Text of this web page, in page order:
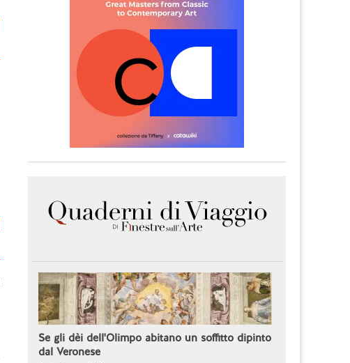
Se gli dèi dell'Olimpo abitano un soffitto dipinto
dal Veronese